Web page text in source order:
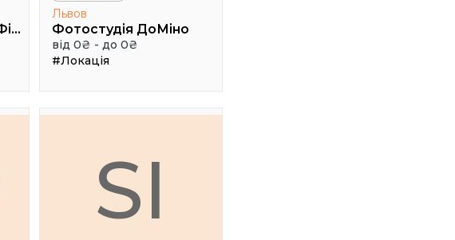
Львівська Обласна Філармонія
Львов
Фотостудія ДоМіно
від 0₴ - до 0₴
#Локація
SI